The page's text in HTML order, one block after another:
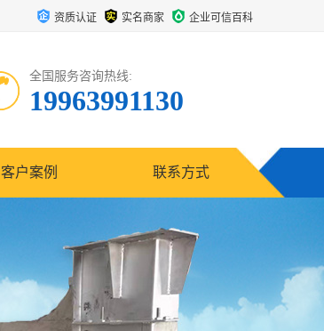
资质认证 实名商家 企业可信百科
全国服务咨询热线:
19963991130
客户案例 联系方式